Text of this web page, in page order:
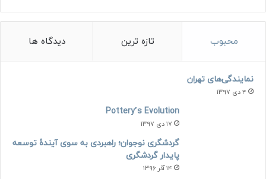
محبوب تازه ترین دیدگاه ها
نمایندگی‌های تهران
۴ دی ۱۳۹۷
Pottery’s Evolution
۱۷ دی ۱۳۹۷
گردشگری نوجوان؛ راهبردی به سوی آیندۀ توسعه
پایدار گردشگری
۱۴ آذر ۱۳۹۶